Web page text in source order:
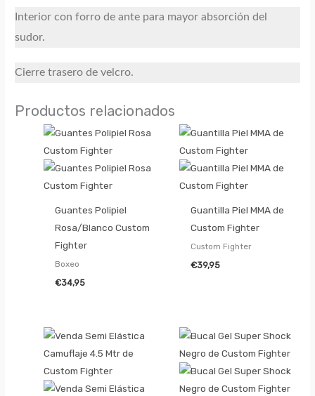
Interior con forro de ante para mayor absorción del
sudor.
Cierre trasero de velcro.
Productos relacionados
Guantes Polipiel
Rosa/Blanco Custom
Fighter
Boxeo
€34,95
Guantilla Piel MMA de
Custom Fighter
Custom Fighter
€39,95